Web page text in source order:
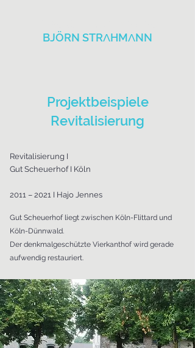
BJÖRN STRΛHMΛNN
Projektbeispiele
Revitalisierung
Revitalisierung I
Gut Scheuerhof I Köln
2011 – 2021 I Hajo Jennes
Gut Scheuerhof liegt zwischen Köln-Flittard und
Köln-Dünnwald.
Der denkmalgeschützte Vierkanthof wird gerade
aufwendig restauriert.